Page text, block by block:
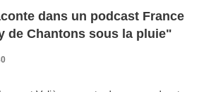
dans un podcast France
de Chantons sous la pluie"